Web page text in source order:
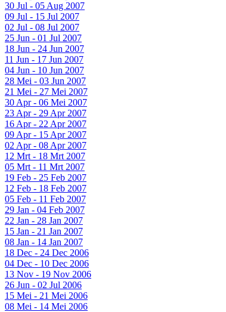
30 Jul - 05 Aug 2007
09 Jul - 15 Jul 2007
02 Jul - 08 Jul 2007
25 Jun - 01 Jul 2007
18 Jun - 24 Jun 2007
11 Jun - 17 Jun 2007
04 Jun - 10 Jun 2007
28 Mei - 03 Jun 2007
21 Mei - 27 Mei 2007
30 Apr - 06 Mei 2007
23 Apr - 29 Apr 2007
16 Apr - 22 Apr 2007
09 Apr - 15 Apr 2007
02 Apr - 08 Apr 2007
12 Mrt - 18 Mrt 2007
05 Mrt - 11 Mrt 2007
19 Feb - 25 Feb 2007
12 Feb - 18 Feb 2007
05 Feb - 11 Feb 2007
29 Jan - 04 Feb 2007
22 Jan - 28 Jan 2007
15 Jan - 21 Jan 2007
08 Jan - 14 Jan 2007
18 Dec - 24 Dec 2006
04 Dec - 10 Dec 2006
13 Nov - 19 Nov 2006
26 Jun - 02 Jul 2006
15 Mei - 21 Mei 2006
08 Mei - 14 Mei 2006